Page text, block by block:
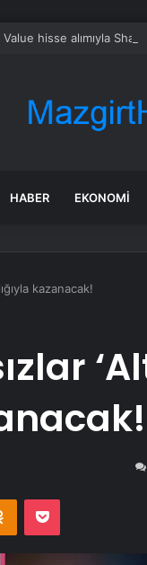
hisse alımıyla
HABER EKONOMI
kazanacak!
Odnoklassniki
Pocket